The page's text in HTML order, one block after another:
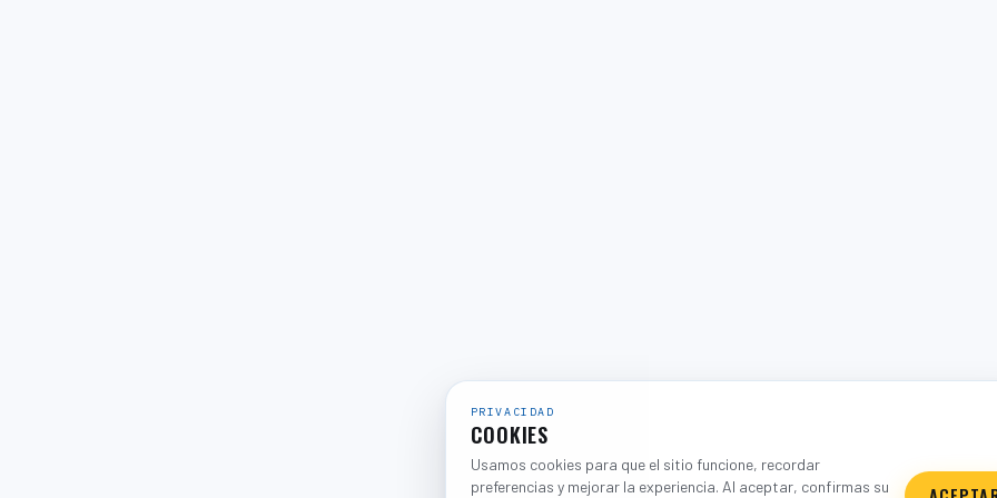
PRIVACIDAD
COOKIES
Usamos cookies para que el sitio funcione, recordar
preferencias y mejorar la experiencia. Al aceptar, confirmas su